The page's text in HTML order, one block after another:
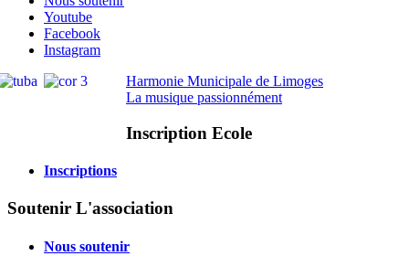
Youtube
Facebook
Instagram
Harmonie Municipale de Limoges
La musique passionnément
Inscription Ecole
Inscriptions
Soutenir L'association
Nous soutenir